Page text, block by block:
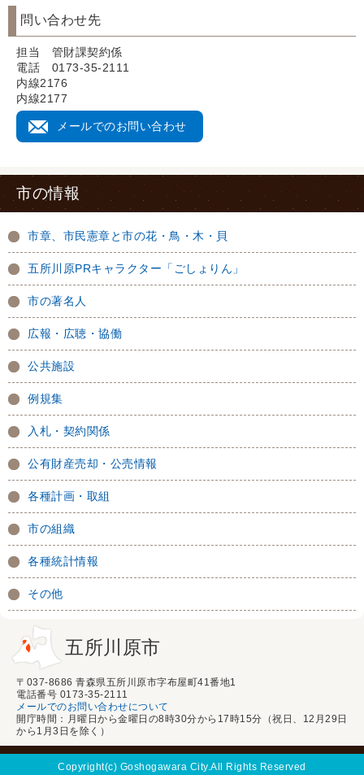
問い合わせ先
担当 管財課契約係
電話 0173-35-2111
内線2176
内線2177
メールでのお問い合わせ
市の情報
市章、市民憲章と市の花・鳥・木・貝
五所川原PRキャラクター「ごしょりん」
市の著名人
広報・広聴・協働
公共施設
例規集
入札・契約関係
公有財産売却・公売情報
各種計画・取組
市の組織
各種統計情報
その他
五所川原市
〒037-8686 青森県五所川原市字布屋町41番地1
電話番号 0173-35-2111
メールでのお問い合わせについて
開庁時間：月曜日から金曜日の8時30分から17時15分（祝日、12月29日
から1月3日を除く）
Copyright(c) Goshogawara City.All Rights Reserved